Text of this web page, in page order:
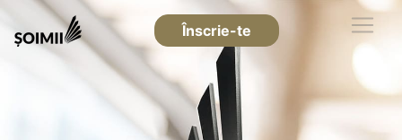
Înscrie-te